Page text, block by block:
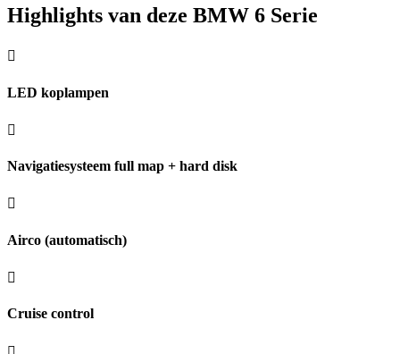
Highlights van deze BMW 6 Serie
LED koplampen
Navigatiesysteem full map + hard disk
Airco (automatisch)
Cruise control